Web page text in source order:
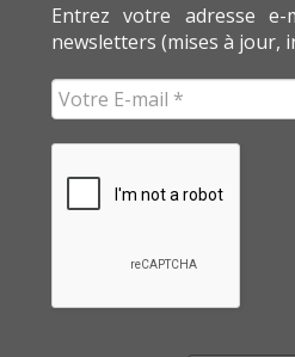
Entrez votre adresse
newsletters (mises à jour,